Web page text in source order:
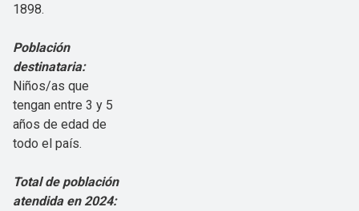
1898.
Población
destinataria:
Niños/as que
tengan entre 3 y 5
años de edad de
todo el país.
Total de población
atendida en 2024: